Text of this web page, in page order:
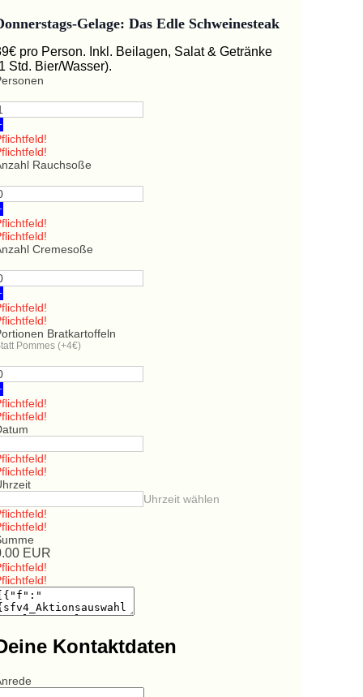
Gelage: Das Edle Schweinesteak
pro Person. Inkl. Beilagen, Salat & Getränke
Std. Bier/Wasser).
Rauchsoße
Cremesoße
Bratkartoffeln
Pommes (+4€)
Uhrzeit wählen
EUR
Kontaktdaten